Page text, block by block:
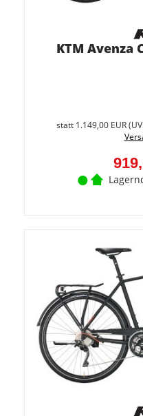
KTM Avenza
statt 1.149,00 EUR(